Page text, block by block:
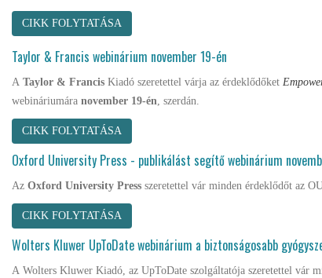
CIKK FOLYTATÁSA
Taylor & Francis webinárium november 19-én
A Taylor & Francis Kiadó szeretettel várja az érdeklődőket
webináriumára november 19-én, szerdán.
CIKK FOLYTATÁSA
Oxford University Press - publikálást segítő webinárium
Az Oxford University Press szeretettel vár minden érdeklődőt az
CIKK FOLYTATÁSA
Wolters Kluwer UpToDate webinárium a biztonságosabb
A Wolters Kluwer Kiadó, az UpToDate szolgáltatója szeretettel vár